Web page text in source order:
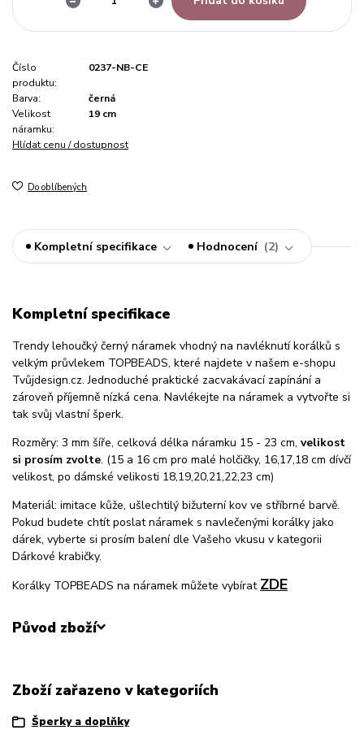
Číslo
produktu:
0237-NB-CE
Barva:
černá
Velikost
náramku:
19 cm
Hlídat cenu / dostupnost
Do oblíbených
Kompletní specifikace Hodnocení 2
Kompletní specifikace
Trendy lehoučký černý náramek vhodný na navléknutí korálků s
velkým průvlekem TOPBEADS, které najdete v našem e-shopu
Tvůjdesign.cz. Jednoduché praktické zacvakávací zapínání a
zároveň příjemně nízká cena. Navlékejte na náramek a vytvořte si
tak svůj vlastní šperk.
Rozměry: 3 mm šíře, celková délka náramku 15 - 23 cm, velikost
si prosím zvolte. (15 a 16 cm pro malé holčičky, 16,17,18 cm dívčí
velikost, po dámské velikosti 18,19,20,21,22,23 cm)
Materiál: imitace kůže, ušlechtilý bižuterní kov ve stříbrné barvě.
Pokud budete chtít poslat náramek s navlečenými korálky jako
dárek, vyberte si prosím balení dle Vašeho vkusu v kategorii
Dárkové krabičky.
Korálky TOPBEADS na náramek můžete vybírat ZDE
Původ zboží
Zboží zařazeno v kategoriích
Šperky a doplňky